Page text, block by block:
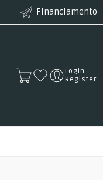
Financiamento
Login
Register